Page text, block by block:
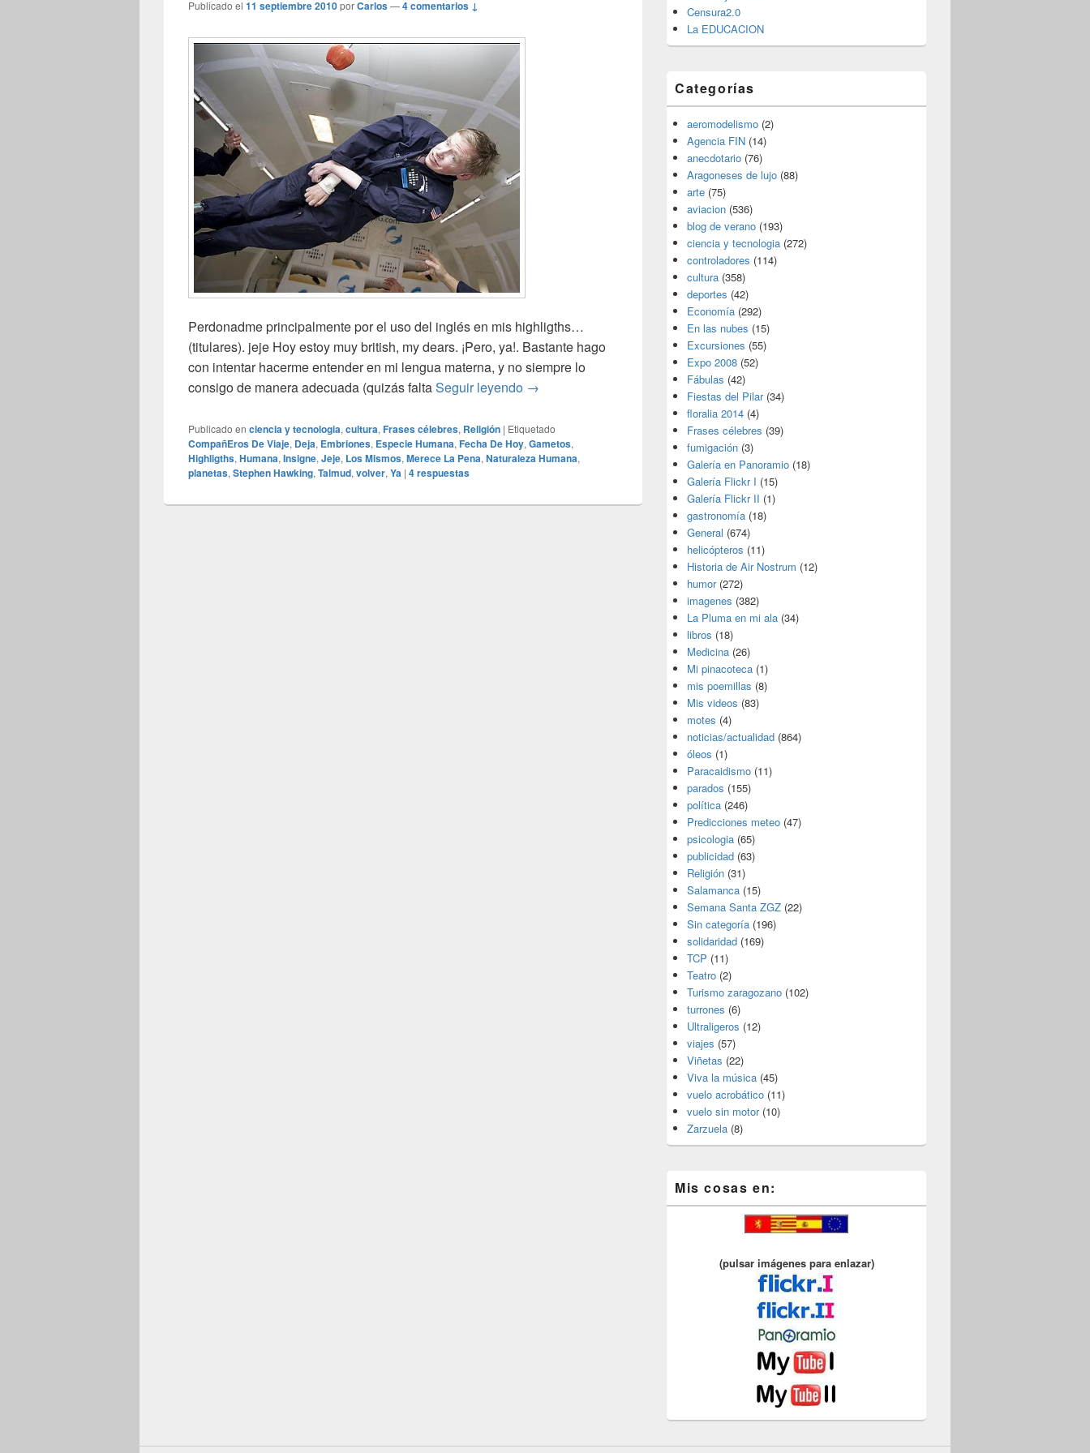
Publicado el 11 septiembre 2010porCarlos—4 comentarios ↓
Perdonadme principalmente por el uso del inglés en mis highligths…
(titulares). jeje Hoy estoy muy british, my dears. ¡Pero, ya!. Bastante hago
con intentar hacerme entender en mi lengua materna, y no siempre lo
consigo de manera adecuada (quizás faltaSeguir leyendo Just Stephen Hawking!
→
Publicado en ciencia y tecnologia, cultura, Frases célebres, Religión | Etiquetado
CompañEros De Viaje, Deja, Embriones, Especie Humana, Fecha De Hoy, Gametos,
Highligths, Humana, Insigne, Jeje, Los Mismos, Merece La Pena, Naturaleza Humana,
planetas, Stephen Hawking, Talmud, volver, Ya | 4respuestas
Censura2.0
La EDUCACION
Categorías
aeromodelismo (2)
Agencia FIN (14)
anecdotario (76)
Aragoneses de lujo (88)
arte (75)
aviacion (536)
blog de verano (193)
ciencia y tecnologia (272)
controladores (114)
cultura (358)
deportes (42)
Economía (292)
En las nubes (15)
Excursiones (55)
Expo 2008 (52)
Fábulas (42)
Fiestas del Pilar(34)
floralia 2014 (4)
Frases célebres (39)
fumigación (3)
Galería en Panoramio (18)
Galería Flickr I (15)
Galería Flickr II (1)
gastronomía (18)
General (674)
helicópteros (11)
Historia de Air Nostrum (12)
humor(272)
imagenes (382)
La Pluma en mi ala (34)
libros (18)
Medicina (26)
Mi pinacoteca (1)
mis poemillas (8)
Mis videos (83)
motes (4)
noticias/actualidad (864)
óleos (1)
Paracaidismo (11)
parados (155)
política (246)
Predicciones meteo (47)
psicologia (65)
publicidad (63)
Religión (31)
Salamanca (15)
Semana Santa ZGZ (22)
Sin categoría (196)
solidaridad (169)
TCP (11)
Teatro (2)
Turismo zaragozano (102)
turrones (6)
Ultraligeros (12)
viajes (57)
Viñetas (22)
Viva la música (45)
vuelo acrobático (11)
vuelo sin motor(10)
Zarzuela (8)
Mis cosas en:
(pulsar imágenes para enlazar)